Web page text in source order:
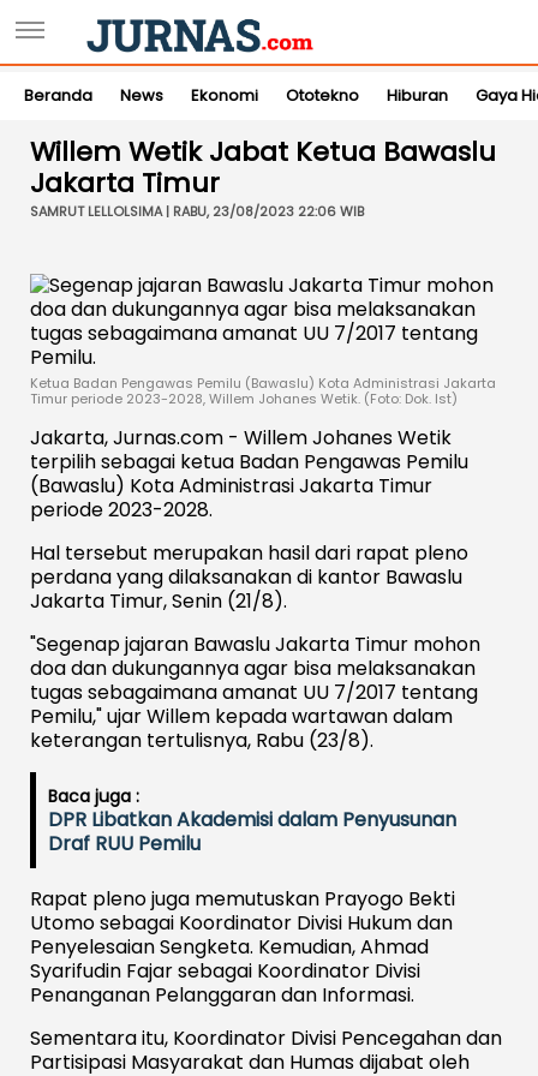
Beranda News Ekonomi Ototekno Hiburan Gaya
Willem Wetik Jabat Ketua Bawaslu
Jakarta Timur
SAMRUT LELLOLSIMA | RABU, 23/08/2023 22:06 WIB
Ketua Badan Pengawas Pemilu (Bawaslu) Kota Administrasi Jakarta
Timur periode 2023-2028, Willem Johanes Wetik. (Foto: Dok. Ist)
Jakarta, Jurnas.com - Willem Johanes Wetik
terpilih sebagai ketua Badan Pengawas Pemilu
(Bawaslu) Kota Administrasi Jakarta Timur
periode 2023-2028.
Hal tersebut merupakan hasil dari rapat pleno
perdana yang dilaksanakan di kantor Bawaslu
Jakarta Timur, Senin (21/8).
"Segenap jajaran Bawaslu Jakarta Timur mohon
doa dan dukungannya agar bisa melaksanakan
tugas sebagaimana amanat UU 7/2017 tentang
Pemilu," ujar Willem kepada wartawan dalam
keterangan tertulisnya, Rabu (23/8).
Baca juga :
DPR Libatkan Akademisi dalam Penyusunan
Draf RUU Pemilu
Rapat pleno juga memutuskan Prayogo Bekti
Utomo sebagai Koordinator Divisi Hukum dan
Penyelesaian Sengketa. Kemudian, Ahmad
Syarifudin Fajar sebagai Koordinator Divisi
Penanganan Pelanggaran dan Informasi.
Sementara itu, Koordinator Divisi Pencegahan dan
Partisipasi Masyarakat dan Humas dijabat oleh